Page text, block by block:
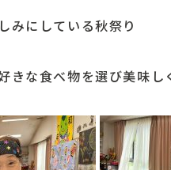
みにしている秋祭り
きな食べ物を選び美味し